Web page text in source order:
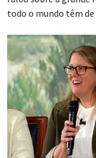
todo o mundo têm de